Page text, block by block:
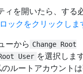
ィを開いたら、する
ーから Change Root
User を選択しま
のルートアカウント